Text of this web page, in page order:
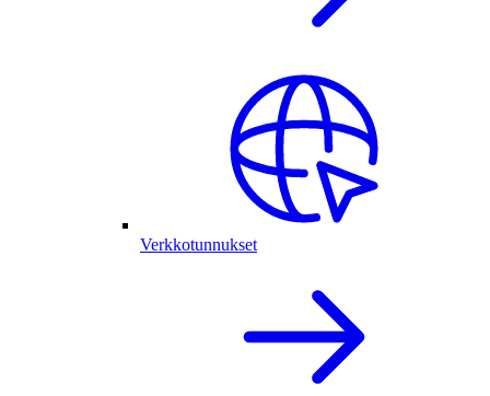
Verkkotunnukset